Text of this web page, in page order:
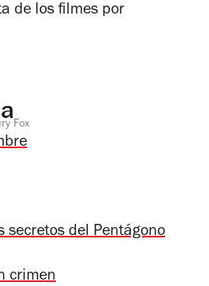
de los filmes por
Fox
secretos del Pentágono
crimen